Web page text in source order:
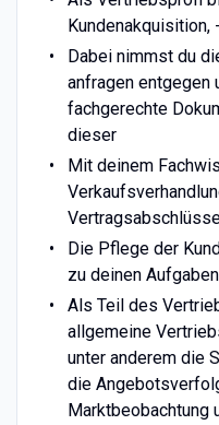
Kundenakquisition,
Dabei nimmst du
anfragen entgegen
fachgerechte
dieser
Mit deinem
Die Pflege der
zu deinen Aufgaben
Als Teil des
allgemeine
unter anderem die
die
Marktbeobachtung